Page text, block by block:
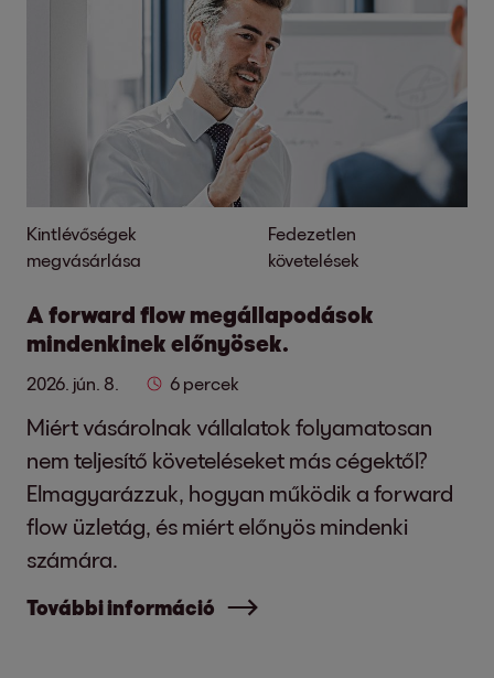
Kintlévőségek
megvásárlása
Fedezetlen
követelések
A forward flow megállapodások
mindenkinek előnyösek.
2026. jún. 8. 6 percek
Miért vásárolnak vállalatok folyamatosan
nem teljesítő követeléseket más cégektől?
Elmagyarázzuk, hogyan működik a forward
flow üzletág, és miért előnyös mindenki
számára.
További információ